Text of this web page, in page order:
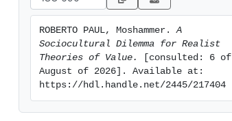
ROBERTO PAUL, Moshammer. A
Sociocultural Dilemma for Realist
Theories of Value.
[consulted: 6 of
August of 2026]. Available at:
https://hdl.handle.net/2445/217404